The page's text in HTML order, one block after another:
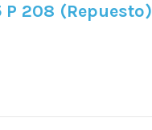
P 208 (Repuesto)